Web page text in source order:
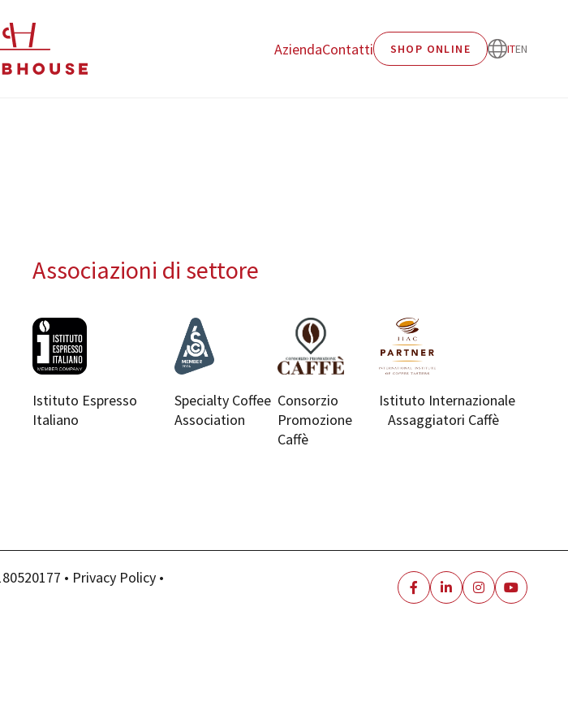
AziendaContatti SHOP ONLINE ITEN
Associazioni di settore
Istituto Espresso
Italiano
Specialty Coffee
Association
Consorzio
Promozione
Caffè
Istituto Internazionale
Assaggiatori Caffè
• Privacy Policy •